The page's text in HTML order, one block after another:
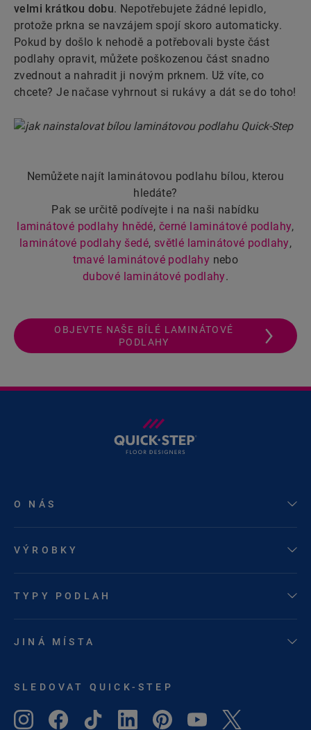
velmi krátkou dobu. Nepotřebujete žádné lepidlo,
protože prkna se navzájem spojí skoro automaticky.
Pokud by došlo k nehodě a potřebovali byste část
podlahy opravit, můžete poškozenou část snadno
zvednout a nahradit ji novým prknem. Už víte, co
chcete? Je načase vyhrnout si rukávy a dát se do toho!
Nemůžete najít laminátovou podlahu bílou, kterou
hledáte?
Pak se určitě podívejte i na naši nabídku
laminátové podlahy hnědé, černé laminátové podlahy,
laminátové podlahy šedé, světlé laminátové podlahy,
tmavé laminátové podlahy nebo
dubové laminátové podlahy.
OBJEVTE NAŠE BÍLÉ LAMINÁTOVÉ
PODLAHY
O NÁS
VÝROBKY
TYPY PODLAH
JINÁ MÍSTA
SLEDOVAT QUICK-STEP